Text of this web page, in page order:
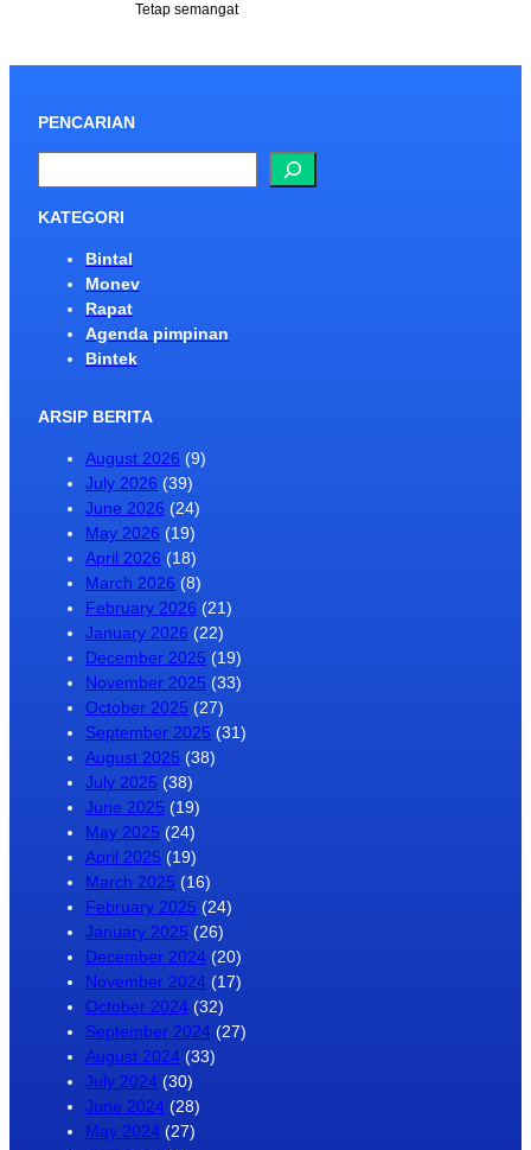
Tetap semangat
PENCARIAN
e
a
KATEGORI
Bintal
Monev
Rapat
Agenda pimpinan
Bintek
ARSIP BERITA
August 2026 (9)
July 2026 (39)
June 2026 (24)
May 2026 (19)
April 2026 (18)
March 2026 (8)
February 2026 (21)
January 2026 (22)
December 2025 (19)
November 2025 (33)
October 2025 (27)
September 2025 (31)
August 2025 (38)
July 2025 (38)
June 2025 (19)
May 2025 (24)
April 2025 (19)
March 2025 (16)
February 2025 (24)
January 2025 (26)
December 2024 (20)
November 2024 (17)
October 2024 (32)
September 2024 (27)
August 2024 (33)
July 2024 (30)
June 2024 (28)
May 2024 (27)